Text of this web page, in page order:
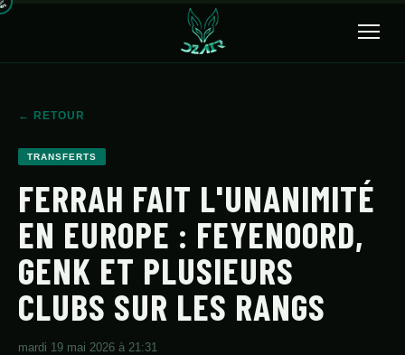
ACCUEIL
SÉLECTION
TRANSFERTS
CLUBS
← RETOUR
TRANSFERTS
FERRAH FAIT L'UNANIMITÉ
EN EUROPE : FEYENOORD,
GENK ET PLUSIEURS
CLUBS SUR LES RANGS
mardi 19 mai 2026 à 21:31